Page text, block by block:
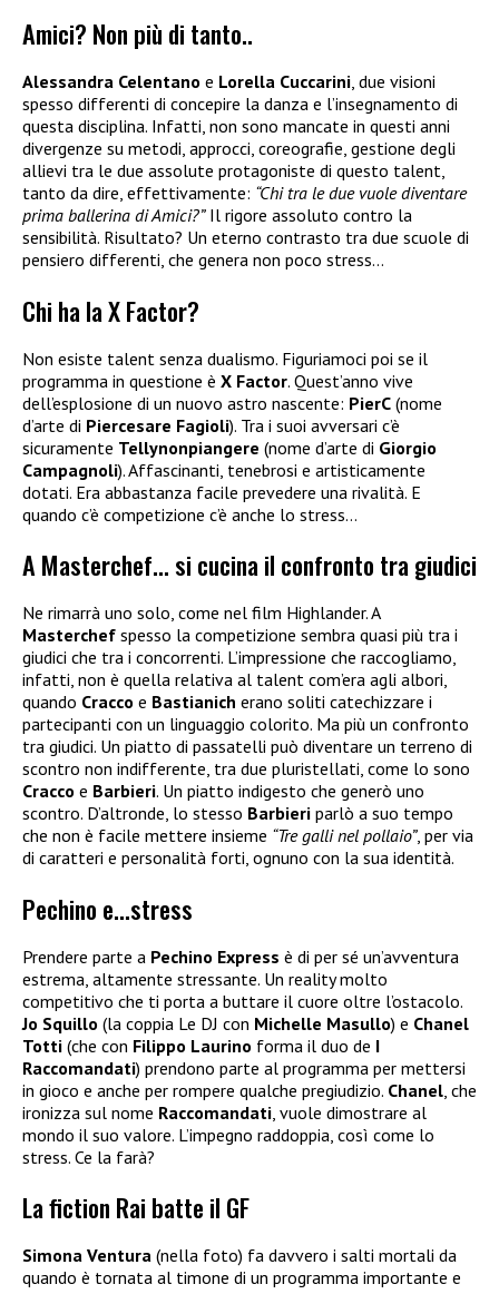
Amici? Non più di tanto..
Alessandra Celentano e Lorella Cuccarini, due visioni
spesso differenti di concepire la danza e l’insegnamento di
questa disciplina. Infatti, non sono mancate in questi anni
divergenze su metodi, approcci, coreografie, gestione degli
allievi tra le due assolute protagoniste di questo talent,
tanto da dire, effettivamente: “Chi tra le due vuole diventare
prima ballerina di Amici?”Il rigore assoluto contro la
sensibilità. Risultato? Un eterno contrasto tra due scuole di
pensiero differenti, che genera non poco stress…
Chi ha la X Factor?
Non esiste talent senza dualismo. Figuriamoci poi se il
programma in questione è X Factor. Quest’anno vive
dell’esplosione di un nuovo astro nascente: PierC (nome
d’arte di Piercesare Fagioli). Tra i suoi avversari c’è
sicuramente Tellynonpiangere (nome d’arte di Giorgio
Campagnoli). Affascinanti, tenebrosi e artisticamente
dotati. Era abbastanza facile prevedere una rivalità. E
quando c’è competizione c’è anche lo stress…
A Masterchef… si cucina il confronto tra giudici
Ne rimarrà uno solo, come nel film Highlander. A
Masterchef spesso la competizione sembra quasi più tra i
giudici che tra i concorrenti. L’impressione che raccogliamo,
infatti, non è quella relativa al talent com’era agli albori,
quando Cracco e Bastianich erano soliti catechizzare i
partecipanti con un linguaggio colorito. Ma più un confronto
tra giudici. Un piatto di passatelli può diventare un terreno di
scontro non indifferente, tra due pluristellati, come lo sono
Cracco e Barbieri. Un piatto indigesto che generò uno
scontro. D’altronde, lo stesso Barbieri parlò a suo tempo
che non è facile mettere insieme “Tre galli nel pollaio”, per via
di caratteri e personalità forti, ognuno con la sua identità.
Pechino e…stress
Prendere parte a Pechino Express è di per sé un’avventura
estrema, altamente stressante. Un reality molto
competitivo che ti porta a buttare il cuore oltre l’ostacolo.
Jo Squillo (la coppia Le DJ con Michelle Masullo) e Chanel
Totti (che con Filippo Laurino forma il duo de I
Raccomandati) prendono parte al programma per mettersi
in gioco e anche per rompere qualche pregiudizio. Chanel , che
ironizza sul nome Raccomandati , vuole dimostrare al
mondo il suo valore. L’impegno raddoppia, così come lo
stress. Ce la farà?
La fiction Rai batte il GF
Simona Ventura (nella foto) fa davvero i salti mortali da
quando è tornata al timone di un programma importante e